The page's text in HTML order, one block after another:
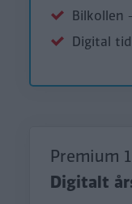
Bilkollen
Digital
Premium
Digitalt